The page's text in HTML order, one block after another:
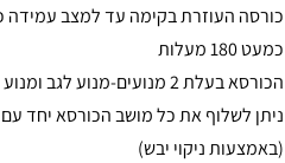
כורסה העוזרת בקימה עד למצב עמידה
כמעט 180 מעלות
הכורסא בעלת 2 מנועים-מנוע לגב ומנוע לרגליים
ניתן לשלוף את כל מושב הכורסא יחד עם
(באמצעות ניקוי יבש)